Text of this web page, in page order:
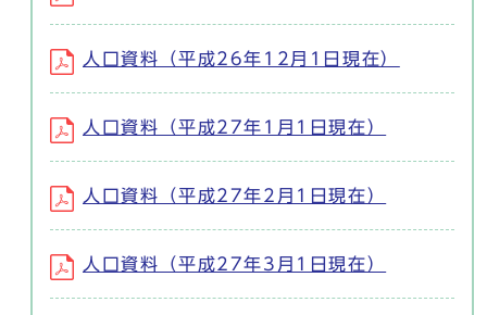
人口資料（平成26年12月1日現在）
人口資料（平成27年1月1日現在）
人口資料（平成27年2月1日現在）
人口資料（平成27年3月1日現在）